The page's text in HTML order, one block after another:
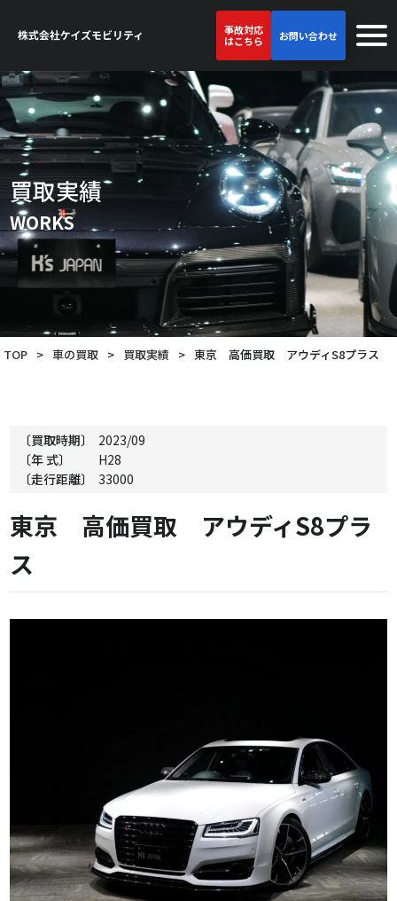
事故対応
はこちら
お問い合わせ
買取実績
WORKS
TOP > 車の買取 > 買取実績 > 東京 高価買取 アウディS8プラス
〔買取時期〕
2023/09
〔年 式〕
H28
〔走行距離〕
33000
東京 高価買取 アウディS8プラ
ス